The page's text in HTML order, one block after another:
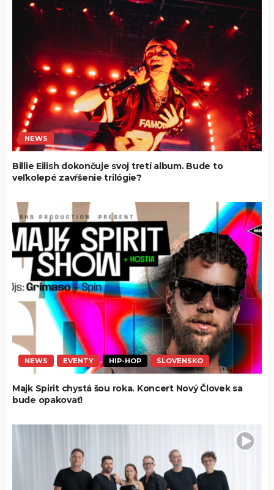
NEWS
Billie Eilish dokončuje svoj tretí album. Bude to
veľkolepé zavŕšenie trilógie?
NEWS EVENTY HIP-HOP SLOVENSKO
Majk Spirit chystá šou roka. Koncert Nový Človek sa
bude opakovať!